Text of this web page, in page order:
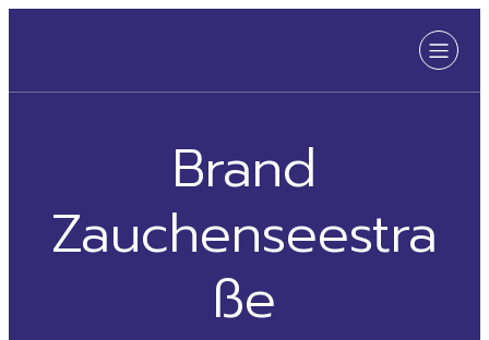
Brand
Zauchenseestra
ße